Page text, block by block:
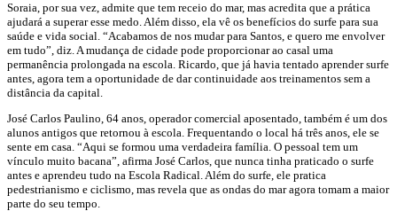
Soraia, por sua vez, admite que tem receio do mar, mas acredita que a prática
ajudará a superar esse medo. Além disso, ela vê os benefícios do surfe para sua
saúde e vida social. “Acabamos de nos mudar para Santos, e quero me envolver
em tudo”, diz. A mudança de cidade pode proporcionar ao casal uma
permanência prolongada na escola. Ricardo, que já havia tentado aprender surfe
antes, agora tem a oportunidade de dar continuidade aos treinamentos sem a
distância da capital.
José Carlos Paulino, 64 anos, operador comercial aposentado, também é um dos
alunos antigos que retornou à escola. Frequentando o local há três anos, ele se
sente em casa. “Aqui se formou uma verdadeira família. O pessoal tem um
vínculo muito bacana”, afirma José Carlos, que nunca tinha praticado o surfe
antes e aprendeu tudo na Escola Radical. Além do surfe, ele pratica
pedestrianismo e ciclismo, mas revela que as ondas do mar agora tomam a maior
parte do seu tempo.